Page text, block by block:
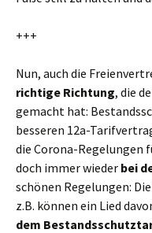
+++
Nun, auch die
richtige Richtung, die
gemacht hat:
besseren 12a-
die Corona-Regelungen
doch immer wieder bei
schönen Regelungen:
z.B. können ein Lied
dem